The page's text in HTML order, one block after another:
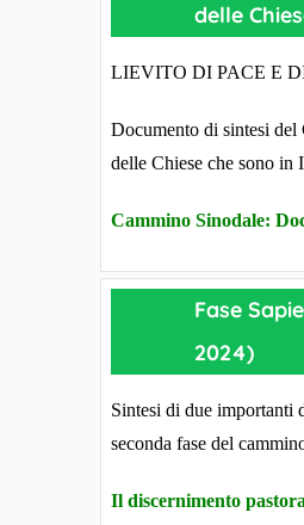
delle
LIEVITO DI PACE E
Documento di sintesi del
delle Chiese che sono in
Cammino Sinodale:
Fase
2024)
Sintesi di due importanti
seconda fase del
Il discernimento